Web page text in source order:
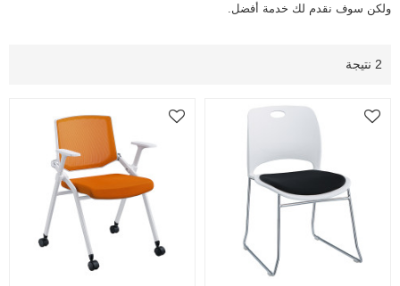
ولكن سوف نقدم لك خدمة أفضل.
2 نتيجة